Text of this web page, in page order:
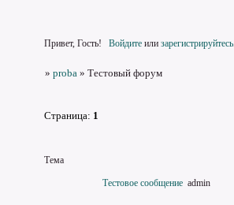
Привет, Гость! Войдитеили зарегистрируйтесь.
»proba »Тестовый форум
Страница: 1
Тема
Тестовое сообщение admin